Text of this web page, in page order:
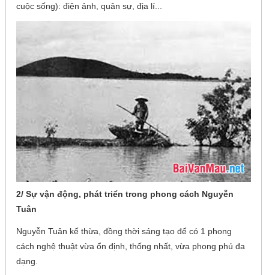
cuộc sống): điện ảnh, quân sự, địa lí...
2/ Sự vận động, phát triển trong phong cách Nguyễn
Tuân
Nguyễn Tuân kế thừa, đồng thời sáng tạo để có 1 phong
cách nghệ thuật vừa ổn định, thống nhất, vừa phong phú đa
dạng.